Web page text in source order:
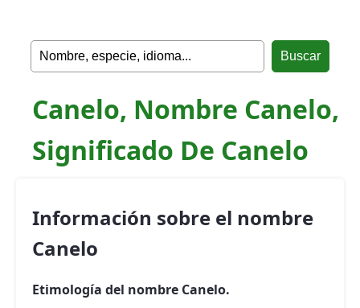
Canelo, Nombre Canelo,
Significado De Canelo
Información sobre el nombre
Canelo
Etimología del nombre Canelo.